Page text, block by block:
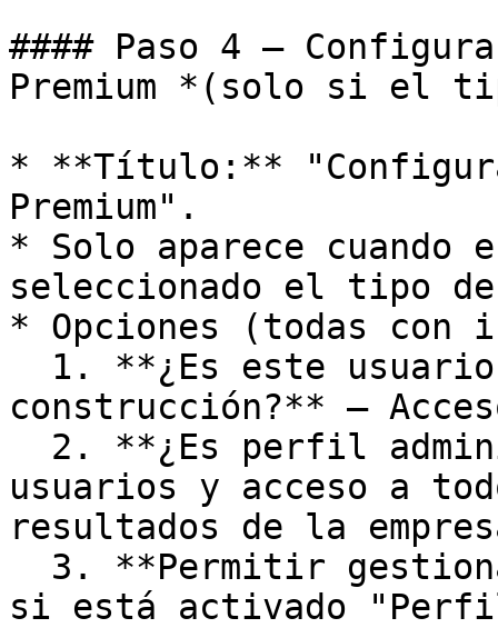
#### Paso 4 —
Premium *(solo si el
* **Título:**
Premium".
* Solo aparece cuando
seleccionado el tipo
* Opciones (todas
construcción?** —
usuarios y acceso a
resultados de la
si está activado